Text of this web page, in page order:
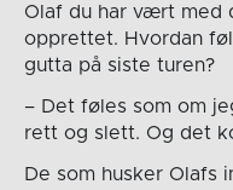
Olaf du har vært med
opprettet. Hvordan
gutta på siste turen?
– Det føles som om
rett og slett. Og det
De som husker Olafs